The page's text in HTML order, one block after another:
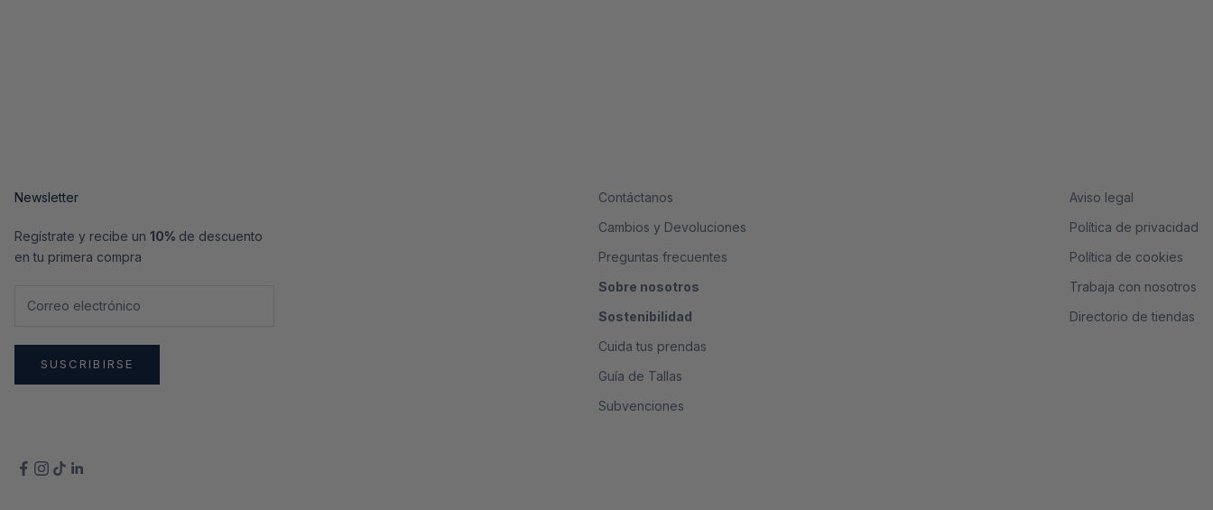
Newsletter
Regístrate y recibe un 10% de descuento
en tu primera compra
SUSCRIBIRSE
Contáctanos
Cambios y Devoluciones
Preguntas frecuentes
Sobre nosotros
Sostenibilidad
Cuida tus prendas
Guía de Tallas
Subvenciones
Aviso legal
Política de privacidad
Política de cookies
Trabaja con nosotros
Directorio de tiendas